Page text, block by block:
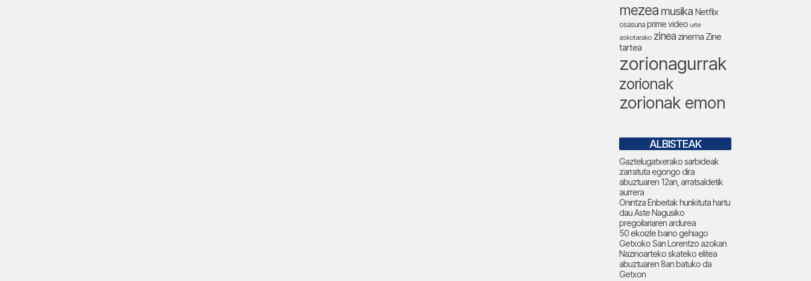
mezea musika Netflix
osasuna prime video urte
askotarako zinea zinema Zine
tartea
zorionagurrak
zorionak
zorionak emon
ALBISTEAK
Gaztelugatxerako sarbideak
zarratuta egongo dira
abuztuaren 12an, arratsaldetik
aurrera
Onintza Enbeitak hunkituta hartu
dau Aste Nagusiko
pregoilariaren ardurea
50 ekoizle baino gehiago
Getxoko San Lorentzo azokan
Nazinoarteko skateko elitea
abuztuaren 8an batuko da
Getxon